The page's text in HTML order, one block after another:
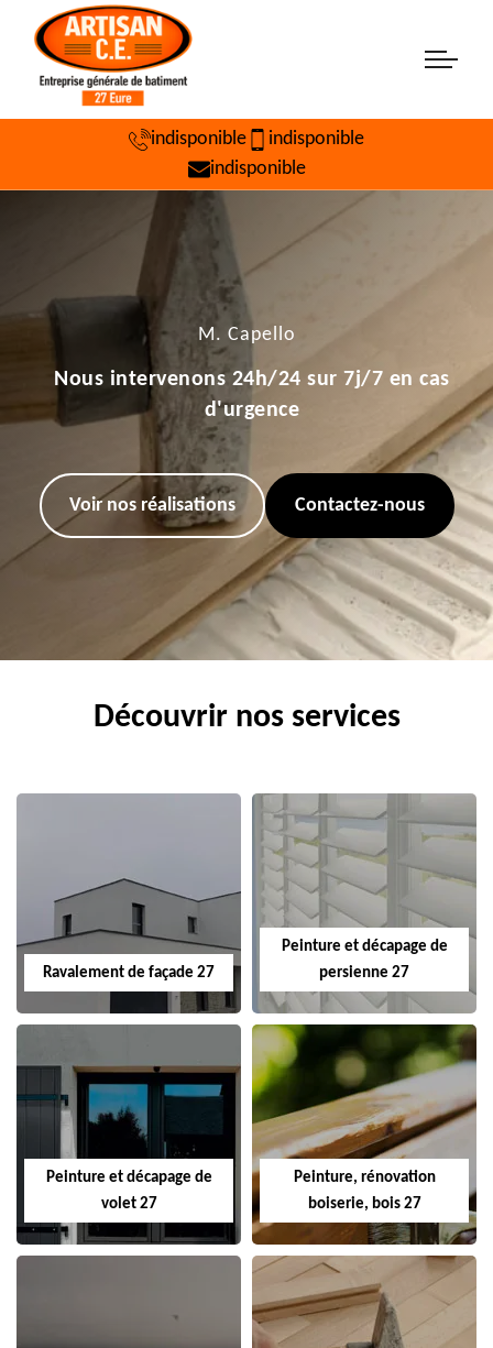
indisponible
indisponible
indisponible
M. Capello
Nous intervenons 24h/24 sur 7j/7 en cas
d'urgence
Voir nos réalisations Contactez-nous
Découvrir nos services
Ravalement de façade 27
Peinture et décapage de
persienne 27
Peinture et décapage de
volet 27
Peinture, rénovation
boiserie, bois 27